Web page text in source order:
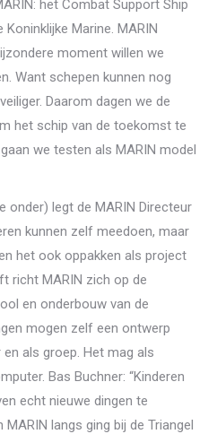
het Combat Support Ship
Marine. MARIN
moment willen we
Want schepen kunnen nog
Daarom dagen we de
het schip van de toekomst te
we testen als MARIN model
onder) legt de MARIN Directeur
kunnen zelf meedoen, maar
het ook oppakken als project
richt MARIN zich op de
en onderbouw van de
mogen zelf een ontwerp
als groep. Het mag als
Bas Buchner: “Kinderen
echt nieuwe dingen te
langs ging bij de Triangel